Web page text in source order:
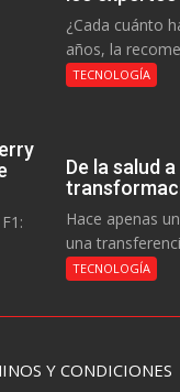
¿Cada cuánto
años, la
TECNOLOGÍA
De la salud
Hace apenas
una
TECNOLOGÍA
Y CONDICIONES